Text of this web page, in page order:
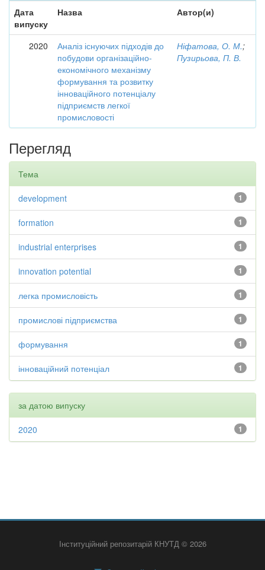
Дата
випуску
Назва Автор(и)
2020
Аналіз існуючих підходів до
побудови організаційно-
економічного механізму
формування та розвитку
інноваційного потенціалу
підприємств легкої
промисловості
Ніфатова, О. М.;
Пузирьова, П. В.
Перегляд
Тема
1
development
1
formation
1
industrial enterprises
1
innovation potential
1
легка промисловість
1
промислові підприємства
1
формування
1
інноваційний потенціал
за датою випуску
1
2020
Інституційний репозитарій КНУТД © 2026